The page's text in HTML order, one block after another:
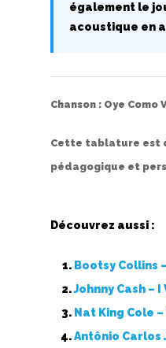
également le
acoustique en
Chanson : Oye Como
Cette tablature est
pédagogique et
Découvrez aussi :
Bootsy Collins
Johnny Cash –
Nat King Cole –
Antônio Carlos